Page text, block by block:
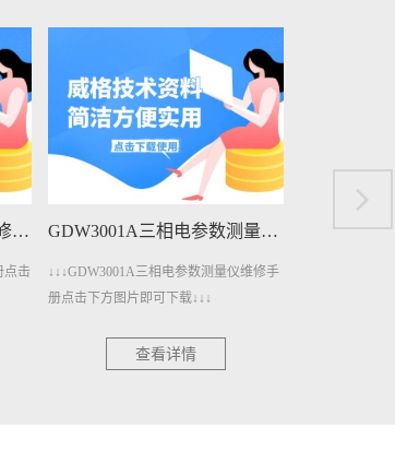
GDW4011变压器测量仪维修手册下载
点击
GDW3001A三相电参数测量仪维修手册下载
↓↓↓GDW3001A三相电参数测量仪维修手
册点击下方图片即可下载↓↓↓
查看详情